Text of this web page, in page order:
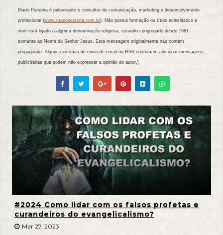
Mario Persona é palestrante e consultor de comunicação, marketing e desenvolvimento
profissional (www.mariopersona.com.br). Não possui formação ou título eclesiástico e
nem está ligado a alguma denominação religiosa, estando congregado desde 1981
somente ao Nome do Senhor Jesus. Esta mensagem originalmente não contém
propaganda. Alguns sistemas de envio de email ou RSS costumam adicionar mensagens
publicitárias que podem não expressar a opinião do autor.)
#2024 Como lidar com os falsos profetas e
curandeiros do evangelicalismo?
Mar 27, 2023